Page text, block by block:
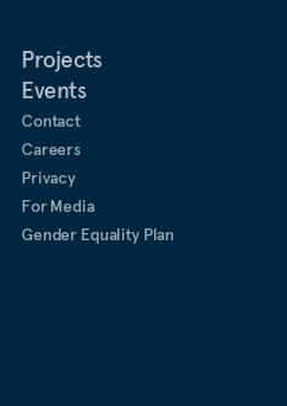
Projects
Events
Contact
Careers
Privacy
For Media
Gender Equality Plan